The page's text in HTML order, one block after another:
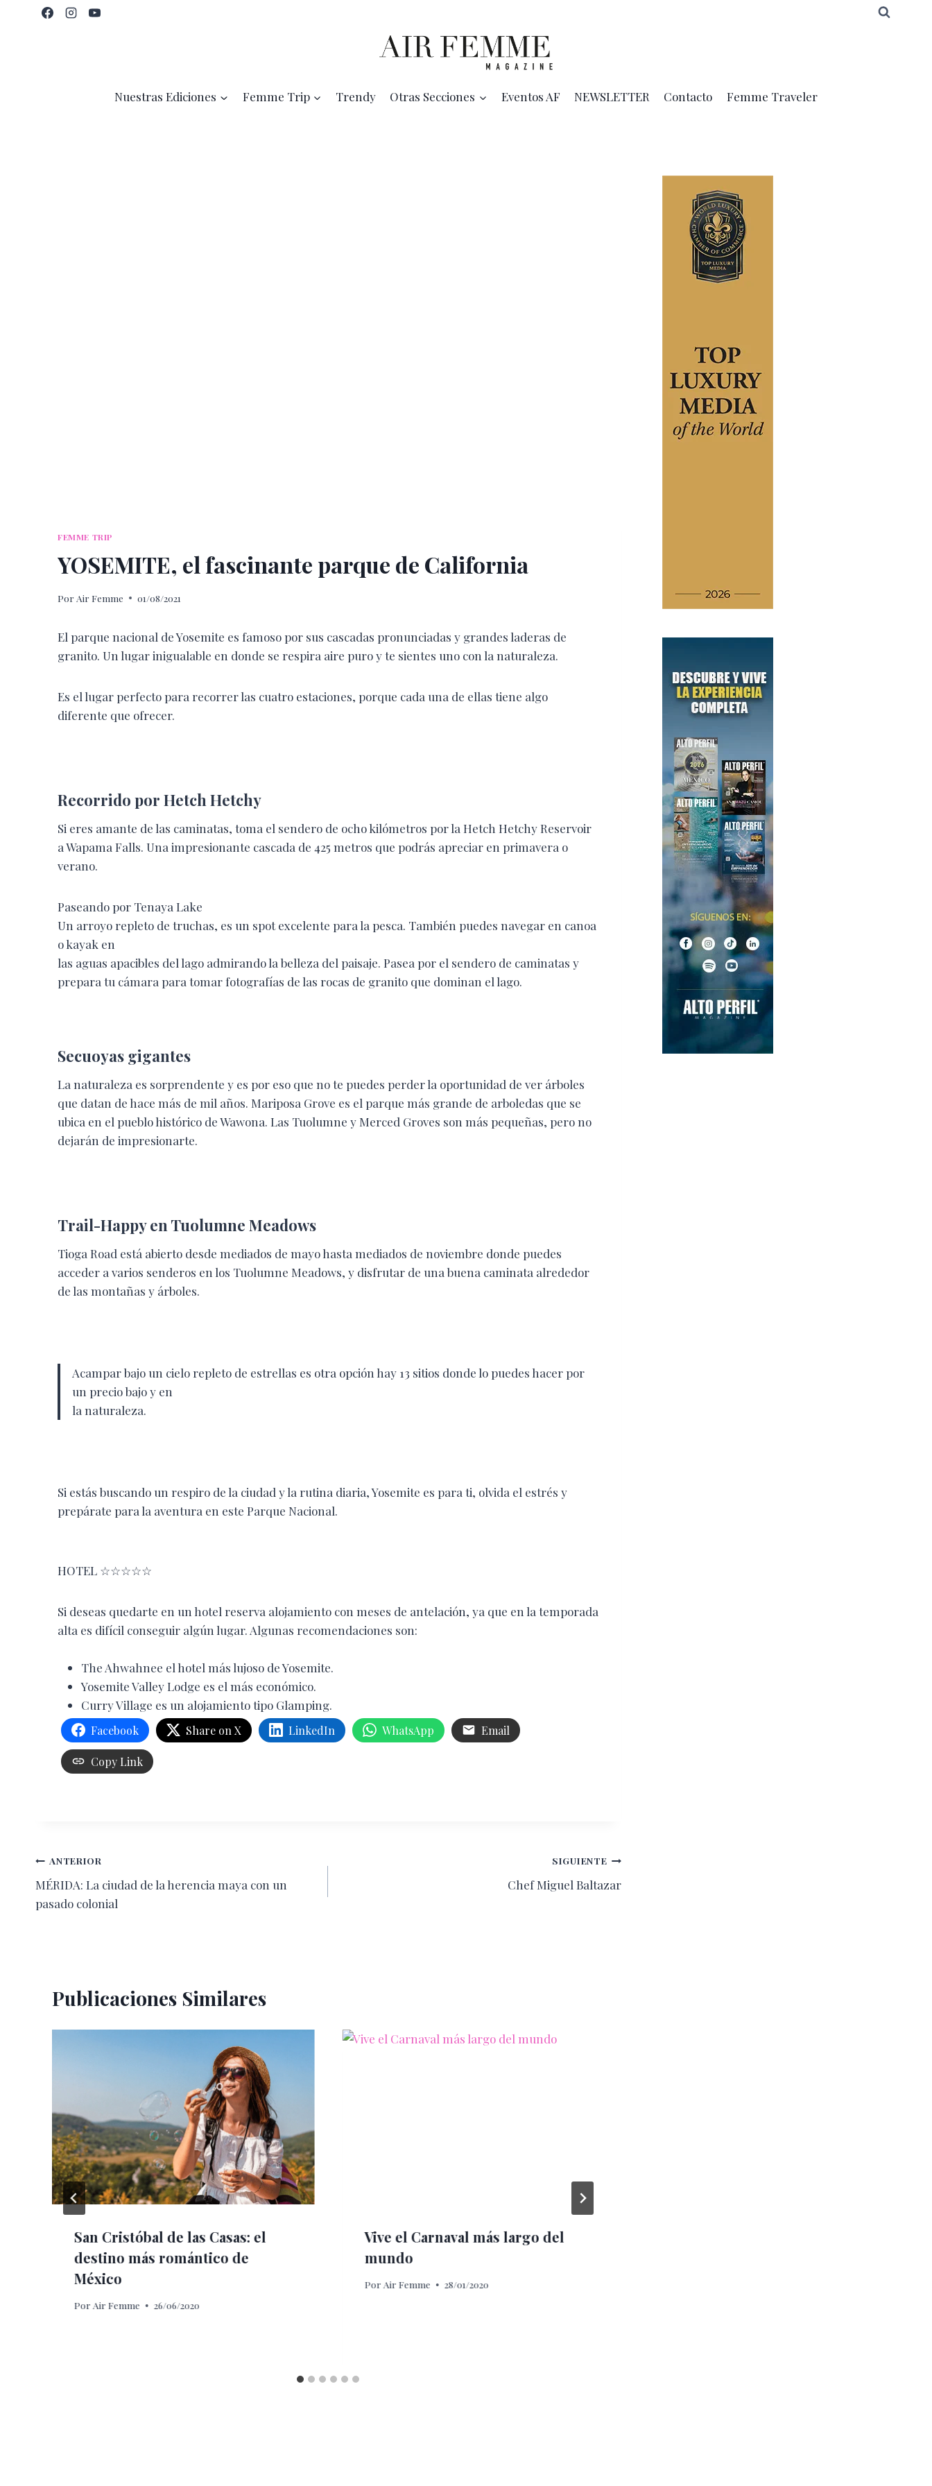
Nuestras Ediciones Femme Trip Trendy Otras Secciones Eventos AF NEWSLETTER Contacto Femme Traveler
FEMME TRIP
YOSEMITE, el fascinante parque de California
Por Air Femme 01/08/2021
El parque nacional de Yosemite es famoso por sus cascadas pronunciadas y grandes laderas de
granito. Un lugar inigualable en donde se respira aire puro y te sientes uno con la naturaleza.
Es el lugar perfecto para recorrer las cuatro estaciones, porque cada una de ellas tiene algo
diferente que ofrecer.
Recorrido por Hetch Hetchy
Si eres amante de las caminatas, toma el sendero de ocho kilómetros por la Hetch Hetchy Reservoir
a Wapama Falls. Una impresionante cascada de 425 metros que podrás apreciar en primavera o
verano.
Paseando por Tenaya Lake
Un arroyo repleto de truchas, es un spot excelente para la pesca. También puedes navegar en canoa
o kayak en
las aguas apacibles del lago admirando la belleza del paisaje. Pasea por el sendero de caminatas y
prepara tu cámara para tomar fotografías de las rocas de granito que dominan el lago.
Secuoyas gigantes
La naturaleza es sorprendente y es por eso que no te puedes perder la oportunidad de ver árboles
que datan de hace más de mil años. Mariposa Grove es el parque más grande de arboledas que se
ubica en el pueblo histórico de Wawona. Las Tuolumne y Merced Groves son más pequeñas, pero no
dejarán de impresionarte.
Trail-Happy en Tuolumne Meadows
Tioga Road está abierto desde mediados de mayo hasta mediados de noviembre donde puedes
acceder a varios senderos en los Tuolumne Meadows, y disfrutar de una buena caminata alrededor
de las montañas y árboles.
Acampar bajo un cielo repleto de estrellas es otra opción hay 13 sitios donde lo puedes hacer por
un precio bajo y en
la naturaleza.
Si estás buscando un respiro de la ciudad y la rutina diaria, Yosemite es para ti, olvida el estrés y
prepárate para la aventura en este Parque Nacional.
HOTEL ☆☆☆☆☆
Si deseas quedarte en un hotel reserva alojamiento con meses de antelación, ya que en la temporada
alta es difícil conseguir algún lugar. Algunas recomendaciones son:
The Ahwahnee el hotel más lujoso de Yosemite.
Yosemite Valley Lodge es el más económico.
Curry Village es un alojamiento tipo Glamping.
Facebook Share on X LinkedIn WhatsApp Email
Copy Link
Navegación
de
ANTERIOR
MÉRIDA: La ciudad de la herencia maya con un
pasado colonial
SIGUIENTE
Chef Miguel Baltazar
Publicaciones Similares
San Cristóbal de las Casas: el
destino más romántico de
México
Por Air Femme 26/06/2020
Vive el Carnaval más largo del
mundo
Por Air Femme 28/01/2020